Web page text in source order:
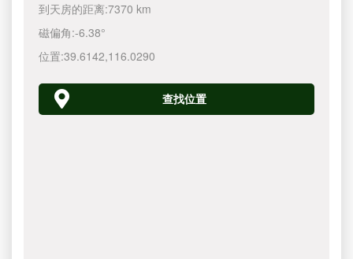
到天房的距离:7370 km
磁偏角:-6.38°
位置:39.6142,116.0290
查找位置